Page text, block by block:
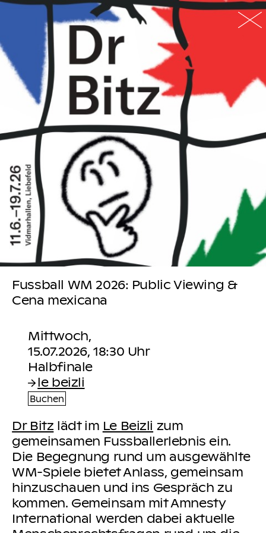
Fussball WM 2026: Public Viewing &
Cena mexicana
Mittwoch,
15.07.2026, 18:30 Uhr
le beizli
Buchen
Dr Bitz lädt im Le Beizli zum
gemeinsamen Fussballerlebnis ein.
Die Begegnung rund um ausgewählte
WM-Spiele bietet Anlass, gemeinsam
hinzuschauen und ins Gespräch zu
kommen. Gemeinsam mit Amnesty
International werden dabei aktuelle